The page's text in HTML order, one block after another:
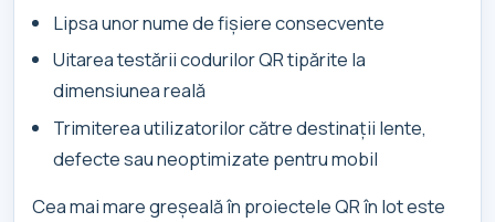
Lipsa unor nume de fișiere consecvente
Uitarea testării codurilor QR tipărite la
dimensiunea reală
Trimiterea utilizatorilor către destinații lente,
defecte sau neoptimizate pentru mobil
Cea mai mare greșeală în proiectele QR în lot este